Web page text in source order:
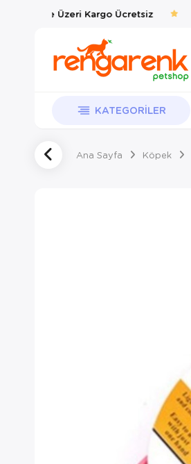
TL ve Üzeri Kargo Ücretsiz
KATEGORILER
Ana Sayfa Köpek